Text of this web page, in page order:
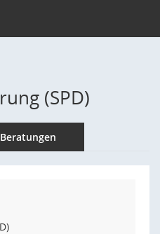
(SPD)
Beratungen